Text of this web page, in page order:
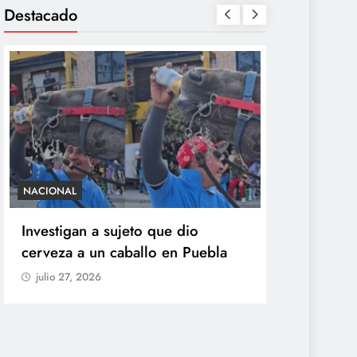
Destacado
NACIONAL
Investigan a sujeto que dio
cerveza a un caballo en Puebla
julio 27, 2026